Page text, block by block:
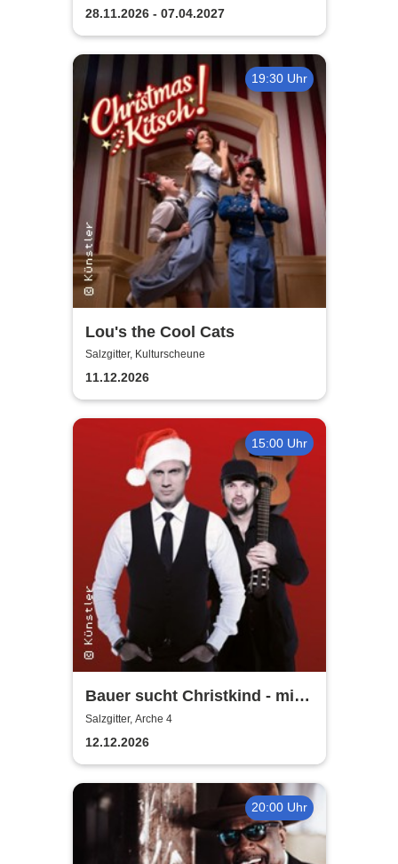
28.11.2026 - 07.04.2027
19:30 Uhr
Lou's the Cool Cats
Salzgitter, Kulturscheune
11.12.2026
15:00 Uhr
Bauer sucht Christkind - mit
Ralf Bauer & Pat Fritz
Salzgitter, Arche 4
12.12.2026
20:00 Uhr